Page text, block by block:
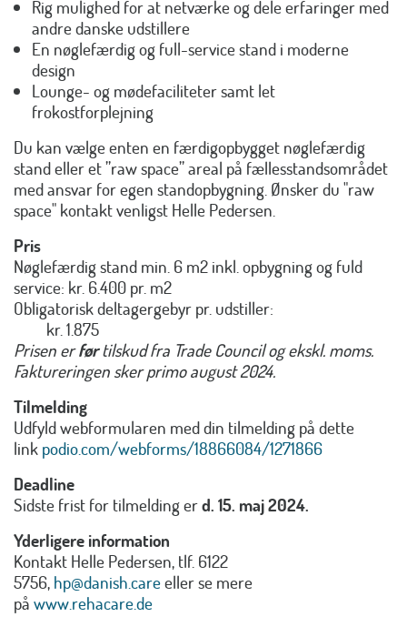
Rig mulighed for at netværke og dele erfaringer med
andre danske udstillere
En nøglefærdig og full-service stand i moderne
design
Lounge- og mødefaciliteter samt let
frokostforplejning
Du kan vælge enten en færdigopbygget nøglefærdig
stand eller et ”raw space” areal på fællesstandsområdet
med ansvar for egen standopbygning. Ønsker du "raw
space" kontakt venligst Helle Pedersen.
Pris
Nøglefærdig stand min. 6 m2 inkl. opbygning og fuld
service: kr. 6.400 pr. m2
Obligatorisk deltagergebyr pr. udstiller:
kr. 1.875
Prisen er før tilskud fra Trade Council og ekskl. moms.
Faktureringen sker primo august 2024.
Tilmelding
Udfyld webformularen med din tilmelding på dette
link podio.com/webforms/18866084/1271866
Deadline
Sidste frist for tilmelding erd. 15. maj 2024.
Yderligere information
Kontakt Helle Pedersen, tlf. 6122
5756, hp@danish.careeller se mere
på www.rehacare.de